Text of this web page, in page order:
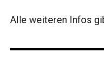
Alle weiteren Infos